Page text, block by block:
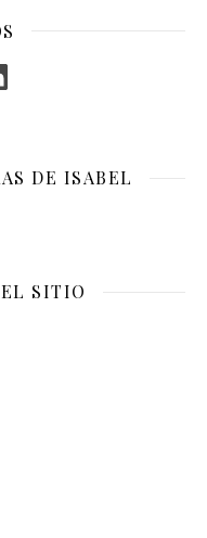
DE ISABEL
SITIO